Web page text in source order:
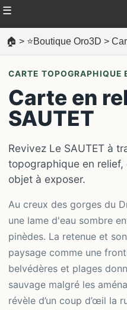
☰
🏠 > ⭐Boutique Oro3D >
CARTE TOPOGRAPHIQUE
Carte en
SAUTET
Revivez Le SAUTET à
topographique en
objet à exposer.
Au creux des gorges du
une lame d'eau sombre
pinèdes. La retenue et
paysage comme une
belvédères et plages
sauvage malgré les
révèle d’un coup d’œil la